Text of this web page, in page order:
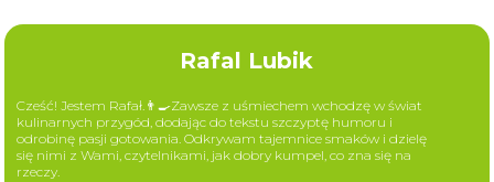
Rafal Lubik
Cześć! Jestem Rafał.👨‍🍳Zawsze z uśmiechem wchodzę w świat
kulinarnych przygód, dodając do tekstu szczyptę humoru i
odrobinę pasji gotowania. Odkrywam tajemnice smaków i dzielę
się nimi z Wami, czytelnikami, jak dobry kumpel, co zna się na
rzeczy.